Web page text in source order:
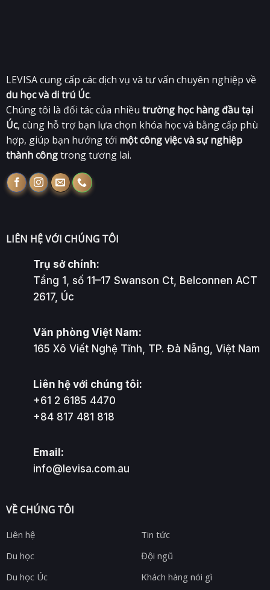
LEVISA cung cấp các dịch vụ và tư vấn chuyên nghiệp về
du học và di trú Úc.
Chúng tôi là đối tác của nhiều trường học hàng đầu tại
Úc, cùng hỗ trợ bạn lựa chọn khóa học và bằng cấp phù
hợp, giúp bạn hướng tới một công việc và sự nghiệp
thành côngtrong tương lai.
LIÊN HỆ VỚI CHÚNG TÔI
Trụ sở chính:
Tầng 1, số 11–17 Swanson Ct, Belconnen ACT
2617, Úc
Văn phòng Việt Nam:
165 Xô Viết Nghệ Tĩnh, TP. Đà Nẵng, Việt Nam
Liên hệ với chúng tôi:
+61 2 6185 4470
+84 817 481 818
Email:
info@levisa.com.au
VỀ CHÚNG TÔI
Liên hệ
Du học
Du học Úc
Tin tức
Đội ngũ
Khách hàng nói gì